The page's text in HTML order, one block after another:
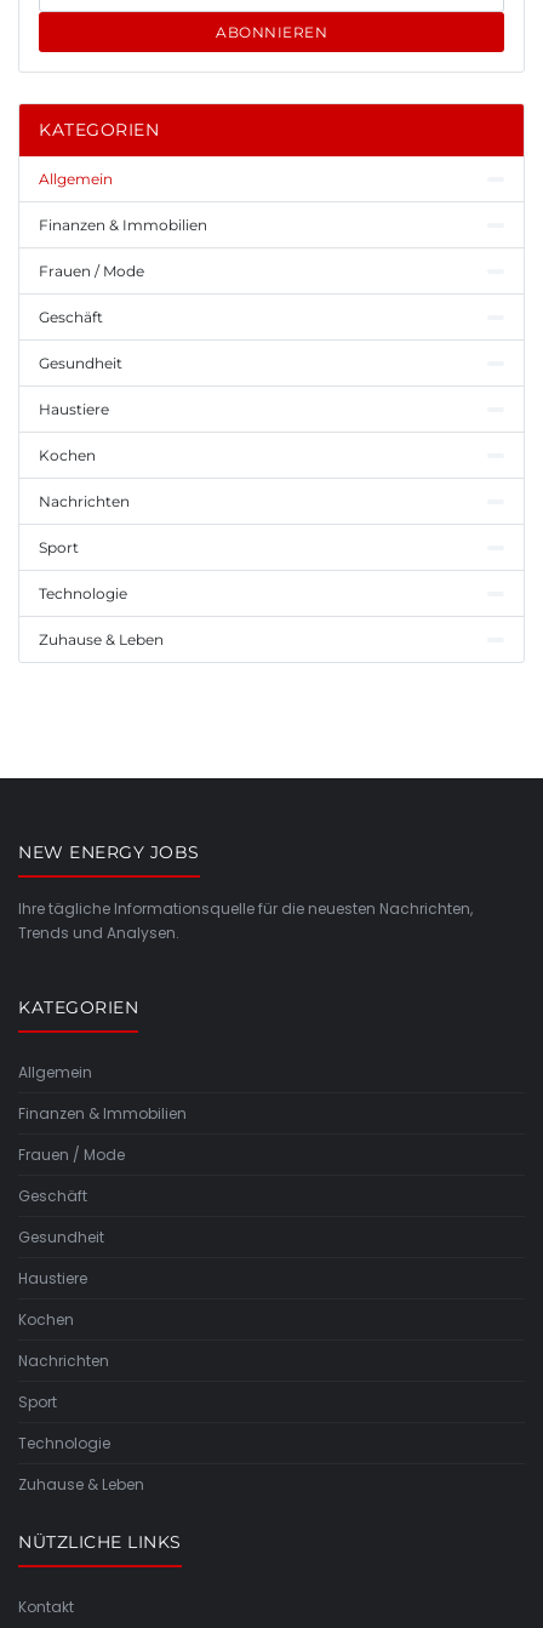
ABONNIEREN
KATEGORIEN
Allgemein
Finanzen & Immobilien
Frauen / Mode
Geschäft
Gesundheit
Haustiere
Kochen
Nachrichten
Sport
Technologie
Zuhause & Leben
NEW ENERGY JOBS
Ihre tägliche Informationsquelle für die neuesten Nachrichten,
Trends und Analysen.
KATEGORIEN
Allgemein
Finanzen & Immobilien
Frauen / Mode
Geschäft
Gesundheit
Haustiere
Kochen
Nachrichten
Sport
Technologie
Zuhause & Leben
NÜTZLICHE LINKS
Kontakt